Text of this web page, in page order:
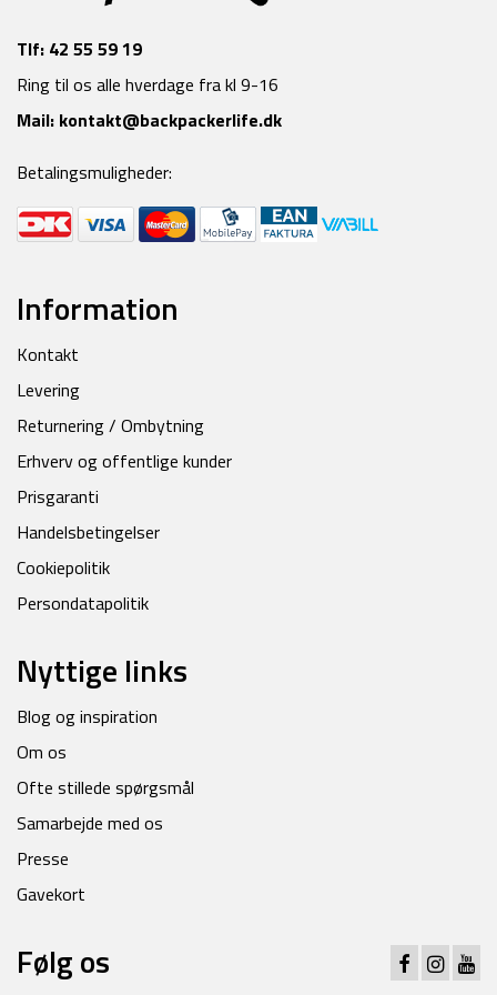
Tlf: 42 55 59 19
Ring til os alle hverdage fra kl 9-16
Mail: kontakt@backpackerlife.dk
Betalingsmuligheder:
Information
Kontakt
Levering
Returnering / Ombytning
Erhverv og offentlige kunder
Prisgaranti
Handelsbetingelser
Cookiepolitik
Persondatapolitik
Nyttige links
Blog og inspiration
Om os
Ofte stillede spørgsmål
Samarbejde med os
Presse
Gavekort
Følg os